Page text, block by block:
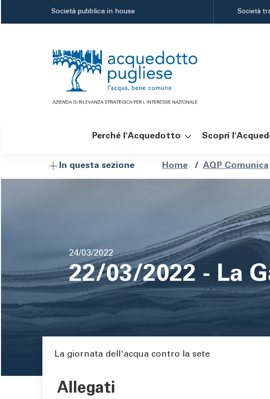
Società pubblica in house Società
Navigazione
Perché l'Acquedotto Scopri
In questa sezione
Briciole
pane
Home / AQP Comunica
Data
di
pubblicazione
24/03/2022
22/03/2022 - La
Area di testo
La giornata dell'acqua contro la sete
Allegati